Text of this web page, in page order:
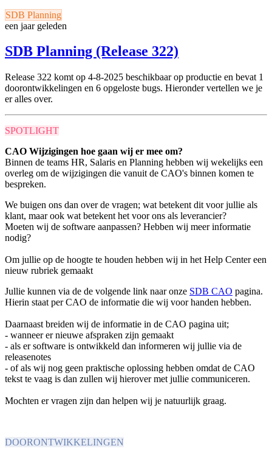
SDB Planning
een jaar geleden
SDB Planning (Release 322)
Release 322 komt op 4-8-2025 beschikbaar op productie en bevat 1
doorontwikkelingen en 6 opgeloste bugs. Hieronder vertellen we je
er alles over.
SPOTLIGHT
CAO Wijzigingen hoe gaan wij er mee om?
Binnen de teams HR, Salaris en Planning hebben wij wekelijks een
overleg om de wijzigingen die vanuit de CAO's binnen komen te
bespreken.
We buigen ons dan over de vragen; wat betekent dit voor jullie als
klant, maar ook wat betekent het voor ons als leverancier?
Moeten wij de software aanpassen? Hebben wij meer informatie
nodig?
Om jullie op de hoogte te houden hebben wij in het Help Center een
nieuw rubriek gemaakt
Jullie kunnen via de de volgende link naar onze SDB CAO pagina.
Hierin staat per CAO de informatie die wij voor handen hebben.
Daarnaast breiden wij de informatie in de CAO pagina uit;
- wanneer er nieuwe afspraken zijn gemaakt
- als er software is ontwikkeld dan informeren wij jullie via de
releasenotes
- of als wij nog geen praktische oplossing hebben omdat de CAO
tekst te vaag is dan zullen wij hierover met jullie communiceren.
Mochten er vragen zijn dan helpen wij je natuurlijk graag.
DOORONTWIKKELINGEN